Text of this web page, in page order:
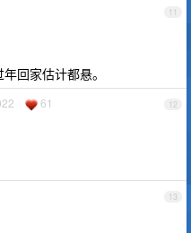
11
回家估计都悬。
12
61
13